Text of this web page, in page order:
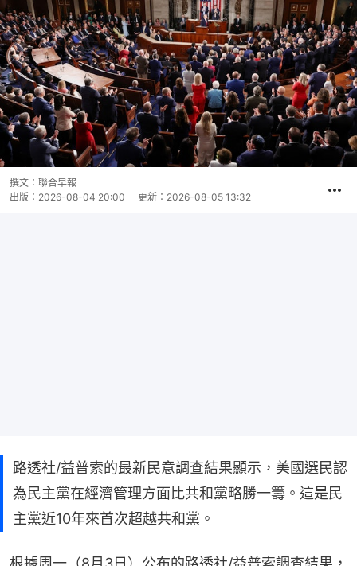
撰文： 聯合早報
出版： 2026-08-04 20:00 更新： 2026-08-05 13:32
路透社/益普索的最新民意調查結果顯示，美國選民認
為民主黨在經濟管理方面比共和黨略勝一籌。這是民
主黨近10年來首次超越共和黨。